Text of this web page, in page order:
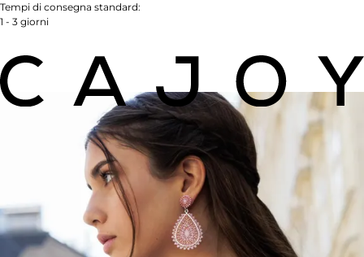
Tempi di consegna standard:
1 - 3 giorni